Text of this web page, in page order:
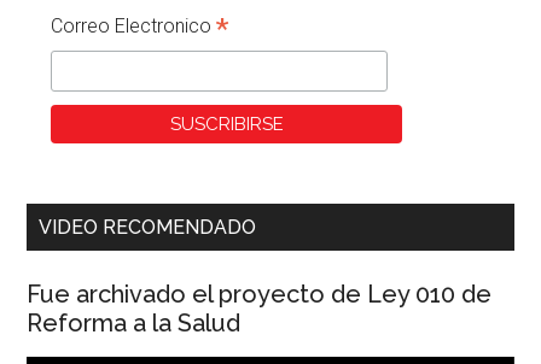
Correo Electronico*
VIDEO RECOMENDADO
Fue archivado el proyecto de Ley 010 de
Reforma a la Salud